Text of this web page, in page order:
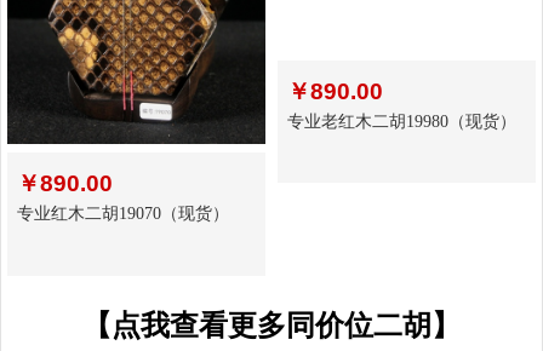
￥890.00
专业红木二胡19070（现货）
￥890.00
专业老红木二胡19980（现货）
【点我查看更多同价位二胡】